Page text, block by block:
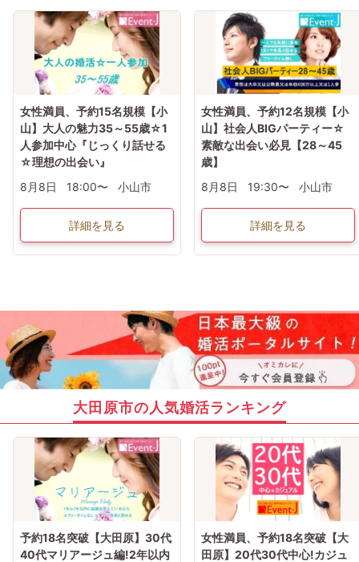
女性満員、予約15名規模【小
山】大人の魅力35～55歳☆1
人参加中心『じっくり話せる
☆理想の出会い』
8月8日
18:00〜 小山市
詳細を見る
女性満員、予約12名規模【小
山】社会人BIGパーティー☆
素敵な出会い必見【28～45
歳】
8月8日
19:30〜 小山市
詳細を見る
大田原市の人気婚活ランキング
予約18名突破【大田原】30代
40代マリアージュ編!2年以内
女性満員、予約18名突破【大
田原】20代30代中心!カジュ